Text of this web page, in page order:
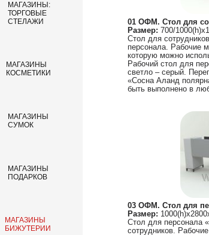
01 ОФМ. Стол для
Размер: 700/
Стол для
персонала. Рабочие
которую можно
Рабочий стол для
светло – серый.
«Сосна Аланд
быть выполнено в
03 ОФМ. Стол для
Размер:
Стол для персонала
сотрудников.
МАГАЗИНЫ:
ТОРГОВЫЕ
СТЕЛАЖИ
МАГАЗИНЫ
КОСМЕТИКИ
МАГАЗИНЫ
СУМОК
МАГАЗИНЫ
ПОДАРКОВ
МАГАЗИНЫ
БИЖУТЕРИИ